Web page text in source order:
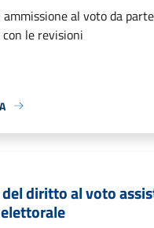
al voto da
le revisioni
diritto al voto